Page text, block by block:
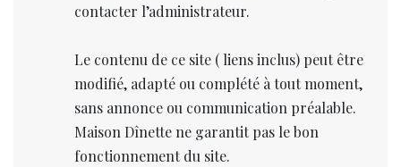
contacter l’administrateur.
Le contenu de ce site ( liens inclus) peut être
modifié, adapté ou complété à tout moment,
sans annonce ou communication préalable.
Maison Dînette ne garantit pas le bon
fonctionnement du site.